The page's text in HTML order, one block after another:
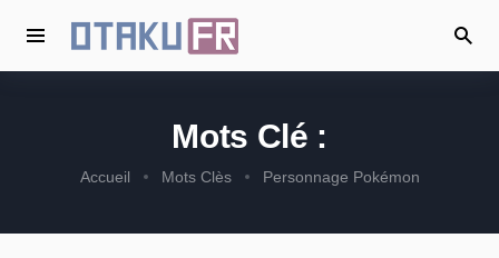
Mots Clé :
Accueil Mots Clès Personnage Pokémon